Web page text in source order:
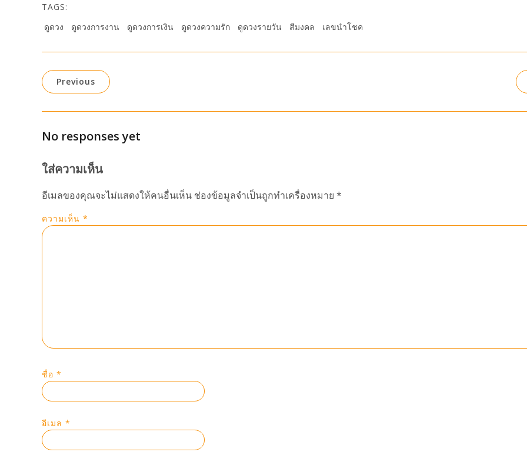
TAGS:
ดูดวง
ดูดวงการงาน ดูดวงการเงิน ดูดวงความรัก ดูดวงรายวัน สีมงคล เลขนำโชค
Previous
No responses yet
ใส่ความเห็น
อีเมลของคุณจะไม่แสดงให้คนอื่นเห็น ช่องข้อมูลจำเป็นถูกทำเครื่องหมาย *
ความเห็น *
ชื่อ *
อีเมล *